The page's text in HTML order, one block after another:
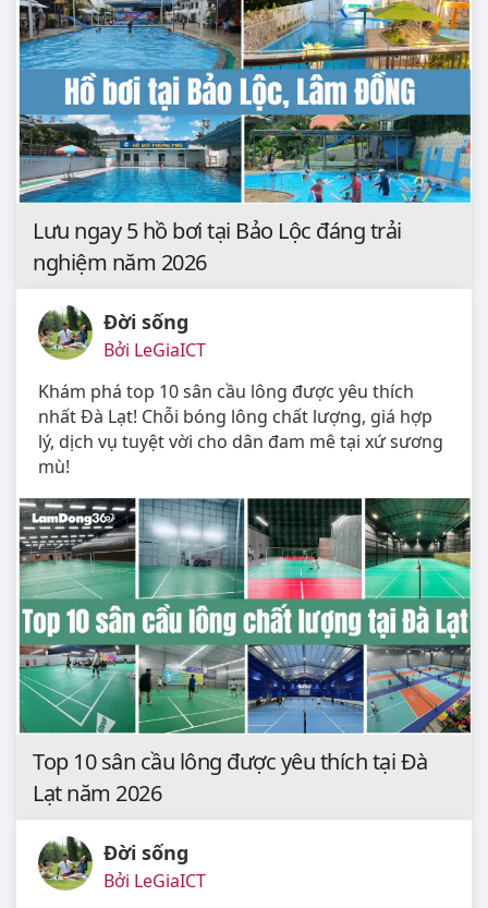
Lưu ngay 5 hồ bơi tại Bảo Lộc đáng trải
nghiệm năm 2026
Đời sống
Bởi LeGiaICT
Khám phá top 10 sân cầu lông được yêu thích
nhất Đà Lạt! Chỗi bóng lông chất lượng, giá hợp
lý, dịch vụ tuyệt vời cho dân đam mê tại xứ sương
mù!
Top 10 sân cầu lông được yêu thích tại Đà
Lạt năm 2026
Đời sống
Bởi LeGiaICT